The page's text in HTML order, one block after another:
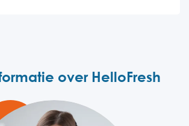
over HelloFresh